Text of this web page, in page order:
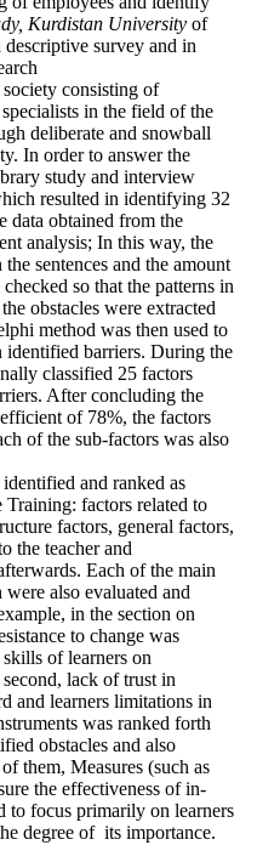
Kurdistan University of
descriptive survey and in
society consisting of
in the field of the
deliberate and snowball
In order to answer the
study and interview
resulted in identifying 32
data obtained from the
analysis; In this way, the
sentences and the amount
so that the patterns in
obstacles were extracted
method was then used to
identified barriers. During the
classified 25 factors
After concluding the
of 78%, the factors
of the sub-factors was also
and ranked as
factors related to
factors, general factors,
the teacher and
Each of the main
also evaluated and
in the section on
to change was
of learners on
lack of trust in
and learners limitations in
was ranked forth
obstacles and also
them, Measures (such as
the effectiveness of in-
to focus primarily on learners
degree of its importance.